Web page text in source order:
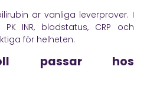
bilirubin är vanliga leverprover. I
INR, blodstatus, CRP och
för helheten.
passar hos